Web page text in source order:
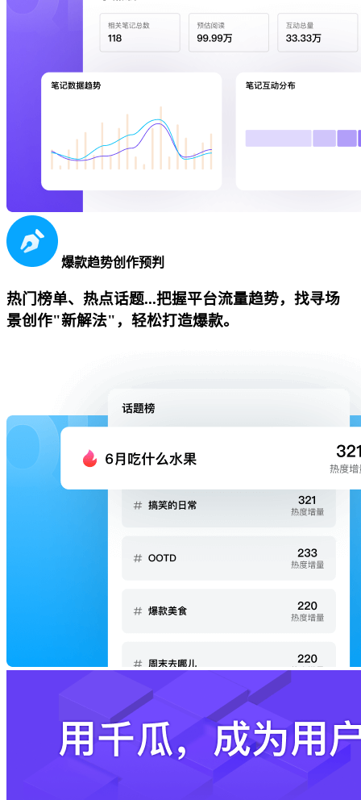
爆款趋势创作预判
热门榜单、热点话题...把握平台流量趋势，找寻场
景创作"新解法"，轻松打造爆款。